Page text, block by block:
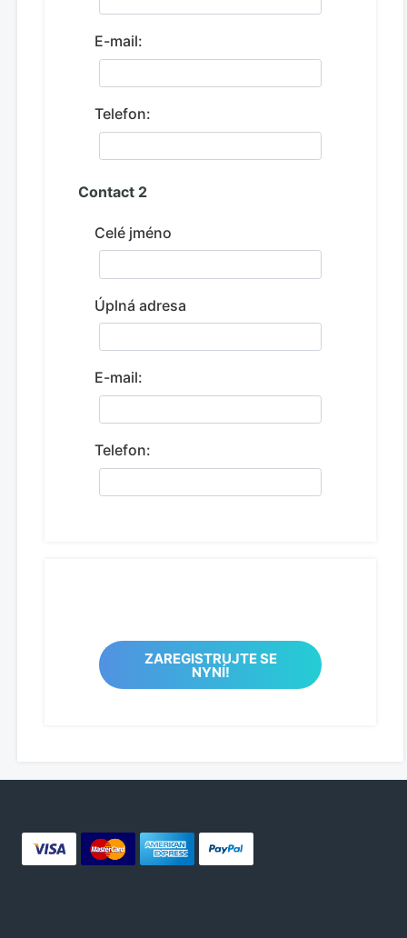
E-mail:
Telefon:
Contact 2
Celé jméno
Úplná adresa
E-mail:
Telefon:
ZAREGISTRUJTE SE
NYNÍ!